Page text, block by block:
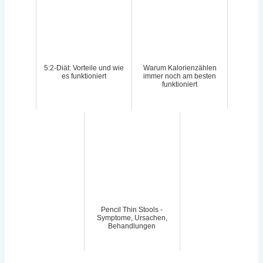
5:2-Diät: Vorteile und wie
es funktioniert
Warum Kalorienzählen
immer noch am besten
funktioniert
Pencil Thin Stools -
Symptome, Ursachen,
Behandlungen